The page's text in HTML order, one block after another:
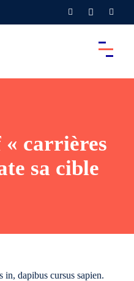
carrières
sa cible
in, dapibus cursus sapien.